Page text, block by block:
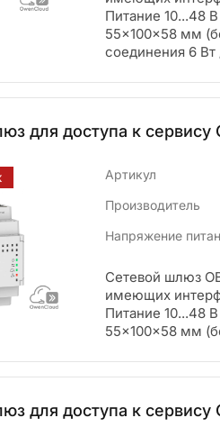
Питание 10...48
55×100×58 мм
соединения 6
для доступа к
Артикул
Производитель
Напряжение
Сетевой шлюз
имеющих
Питание 10...48
55×100×58 мм
для доступа к